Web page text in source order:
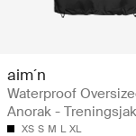
aim´n
Waterproof
Anorak -
XS S M L XL